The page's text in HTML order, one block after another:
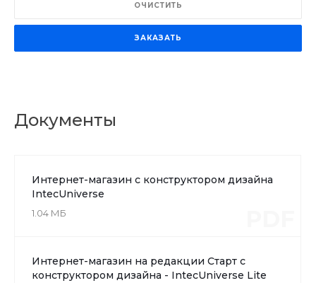
ОЧИСТИТЬ
ЗАКАЗАТЬ
Документы
Интернет-магазин с конструктором дизайна
IntecUniverse
1.04 МБ
Интернет-магазин на редакции Старт с
конструктором дизайна - IntecUniverse Lite